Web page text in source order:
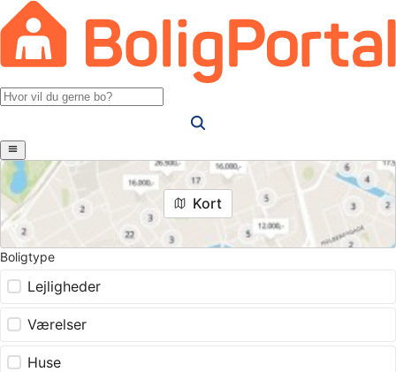
Kort
Boligtype
Lejligheder
Værelser
Huse